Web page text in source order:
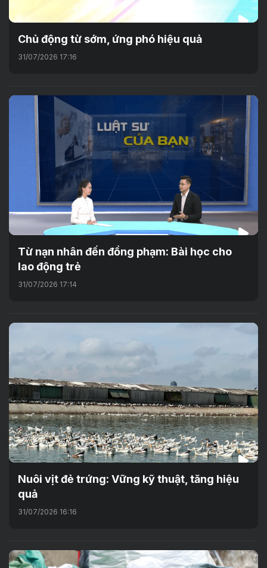
Chủ động từ sớm, ứng phó hiệu quả
31/07/2026 17:16
Từ nạn nhân đến đồng phạm: Bài học cho
lao động trẻ
31/07/2026 17:14
Nuôi vịt đẻ trứng: Vững kỹ thuật, tăng hiệu
quả
31/07/2026 16:16